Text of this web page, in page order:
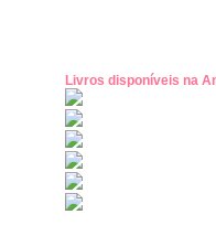
Livros disponíveis na